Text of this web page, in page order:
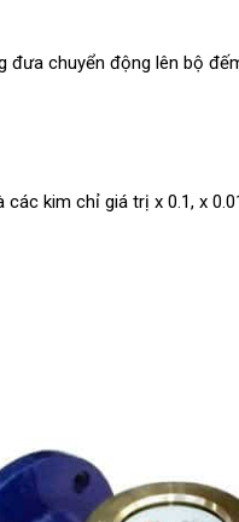
đưa chuyển động lên bộ
kim chỉ giá trị x 0.1, x